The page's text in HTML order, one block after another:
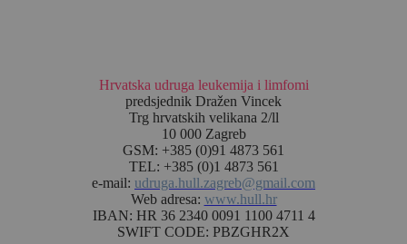
Hrvatska udruga leukemija i limfomi
predsjednik Dražen Vincek
Trg hrvatskih velikana 2/ll
10 000 Zagreb
GSM: +385 (0)91 4873 561
TEL: +385 (0)1 4873 561
e-mail: udruga.hull.zagreb@gmail.com
Web adresa: www.hull.hr
IBAN: HR 36 2340 0091 1100 4711 4
SWIFT CODE: PBZGHR2X